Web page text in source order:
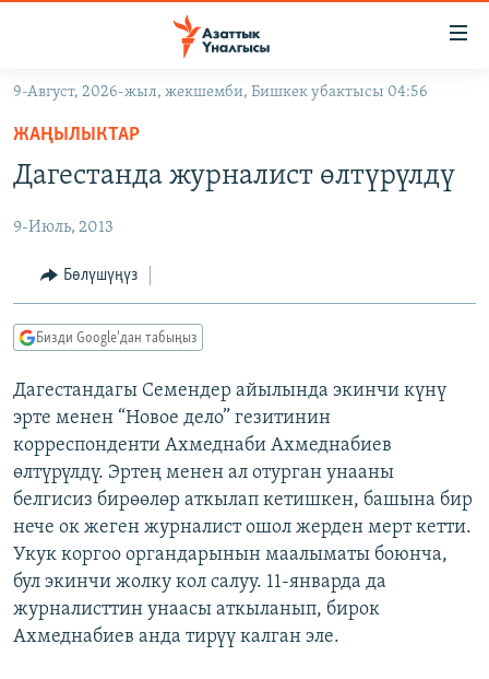
Навигацияга
өтүңүз
Издөөгө
салыңыз
САЯСАТ
ЭКОНОМИКА
ДҮЙНӨ
ДҮЙНӨ
БОРБОР АЗИЯ
УКРАИНА
АТАЙЫН ИЛИКТӨӨ
БҮГҮН АЗАТТЫКТА
ЭКСПЕРТТЕР ТАЛДАЙТ
ДАНИСТЕ
ЭЖЕ-СИҢДИЛЕР
АЗАТТЫК+
ЫҢГАЙСЫЗ СУРООЛОР
ПОДКАСТ
ӨЗГӨЧӨ ПИКИР
Русский
ОНЛАЙН ШЕРИНЕ
9-Август, 2026-жыл, жекшемби, Бишкек убактысы 04:56
ЖАҢЫЛЫКТАР
Дагестанда журналист өлтүрүлдү
9-Июль, 2013
Бөлүшүңүз
Бизди Google'дан табыңыз
Дагестандагы Семендер айылында экинчи күнү
эрте менен “Новое дело” гезитинин
корреспонденти Ахмеднаби Ахмеднабиев
өлтүрүлдү. Эртең менен ал отурган унааны
белгисиз бирөөлөр аткылап кетишкен, башына бир
нече ок жеген журналист ошол жерден мерт кетти.
Укук коргоо органдарынын маалыматы боюнча,
бул экинчи жолку кол салуу. 11-январда да
журналисттин унаасы аткыланып, бирок
Ахмеднабиев анда тирүү калган эле.